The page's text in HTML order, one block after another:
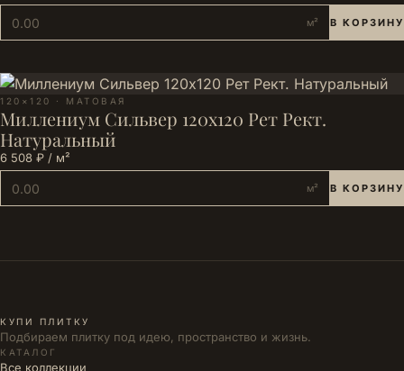
м² В КОРЗИНУ
120×120 · МАТОВАЯ
Миллениум Сильвер 120х120 Рет Рект.
Натуральный
6 508 ₽ / м²
м² В КОРЗИНУ
КУПИ ПЛИТКУ
Подбираем плитку под идею, пространство и жизнь.
КАТАЛОГ
Все коллекции